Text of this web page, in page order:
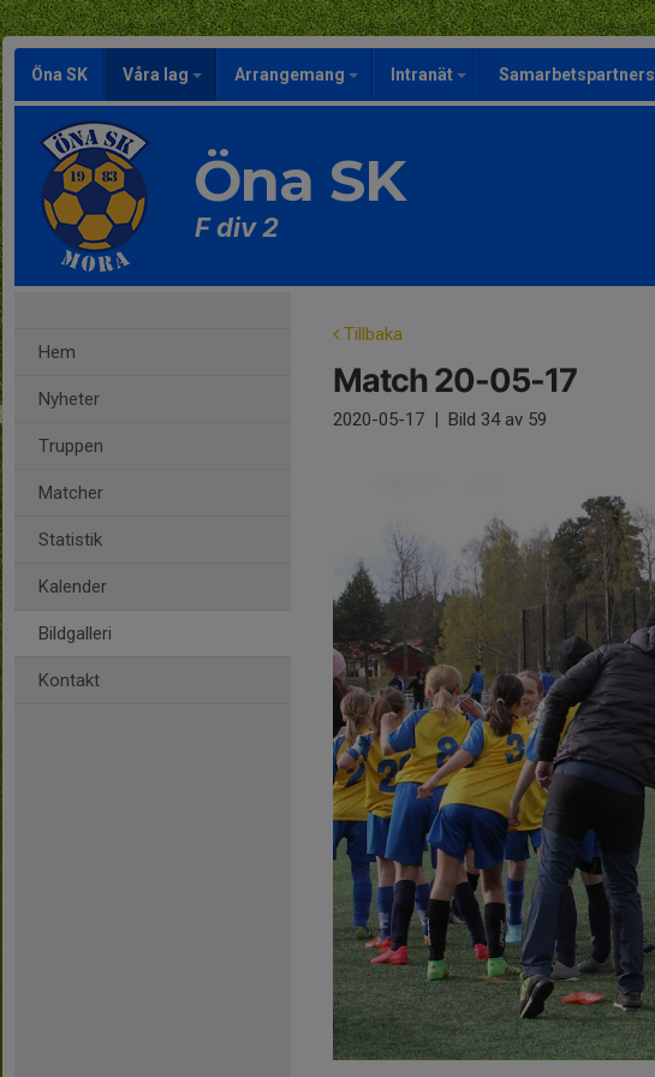
Öna SK Våra lag Arrangemang Intranät Samarbetspartners
Öna SK
F div 2
Hem
Nyheter
Truppen
Matcher
Statistik
Kalender
Bildgalleri
Kontakt
Tillbaka
Match 20-05-17
2020-05-17 | Bild 34av 59